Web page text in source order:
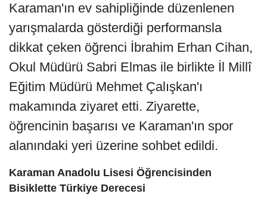
Karaman'ın ev sahipliğinde düzenlenen
yarışmalarda gösterdiği performansla
dikkat çeken öğrenci İbrahim Erhan Cihan,
Okul Müdürü Sabri Elmas ile birlikte İl Millî
Eğitim Müdürü Mehmet Çalışkan'ı
makamında ziyaret etti. Ziyarette,
öğrencinin başarısı ve Karaman'ın spor
alanındaki yeri üzerine sohbet edildi.
Karaman Anadolu Lisesi Öğrencisinden
Bisiklette Türkiye Derecesi